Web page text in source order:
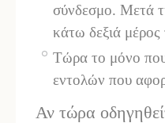
σύνδεσμο. Μετά
κάτω δεξιά
Τώρα το μόνο που
εντολών που
Αν τώρα